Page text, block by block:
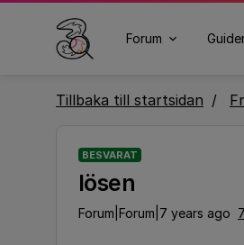
Forum
Tillbaka till startsidan
BESVARAT
lösen
Forum|Forum|7 years ago